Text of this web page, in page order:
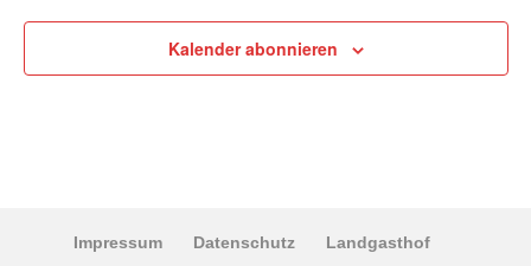
Kalender abonnieren
Impressum Datenschutz Landgasthof